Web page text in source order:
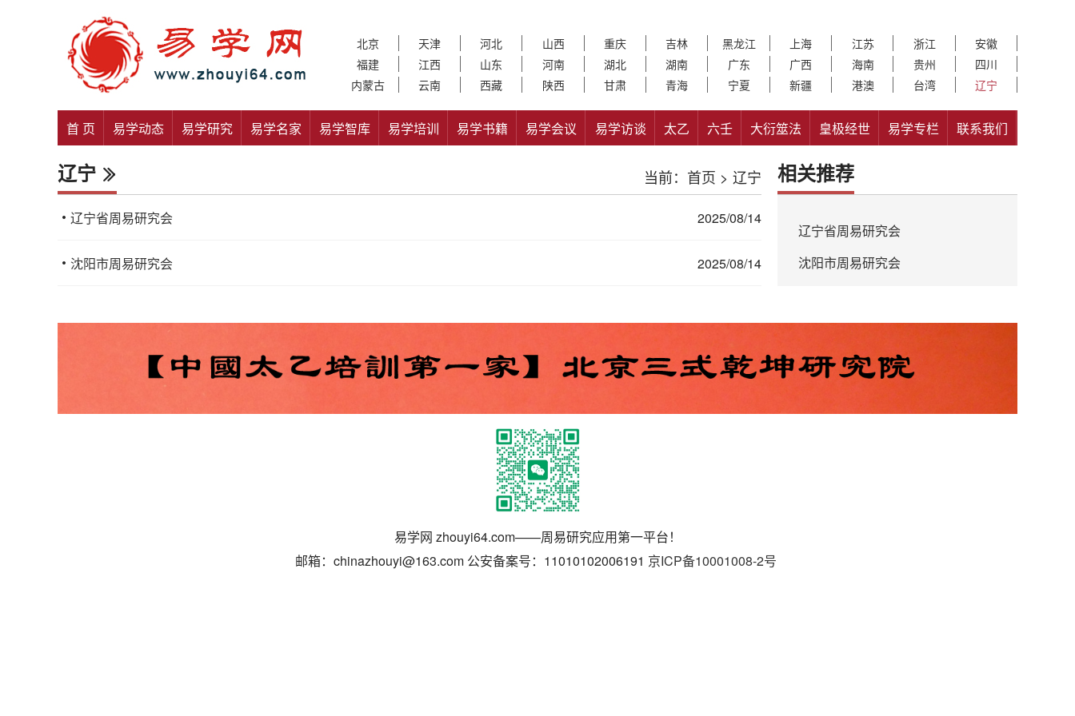
北京 天津 河北 山西 重庆 吉林 黑龙江 上海 江苏 浙江
安徽
福建
江西 山东 河南 湖北 湖南 广东 广西 海南 贵州
四川
内蒙古
云南 西藏 陕西 甘肃 青海 宁夏 新疆 港澳 台湾 辽宁
首 页 易学动态 易学研究 易学名家 易学智库 易学培训 易学书籍 易学会议 易学访谈 太乙 六壬 大衍筮法 皇极经世 易学专栏 联系我们
辽宁 当前： 首页 > 辽宁
辽宁省周易研究会 2025/08/14
沈阳市周易研究会 2025/08/14
相关推荐
辽宁省周易研究会
沈阳市周易研究会
易学网 zhouyi64.com——周易研究应用第一平台！
邮箱：chinazhouyi@163.com 公安备案号：11010102006191 京ICP备10001008-2号